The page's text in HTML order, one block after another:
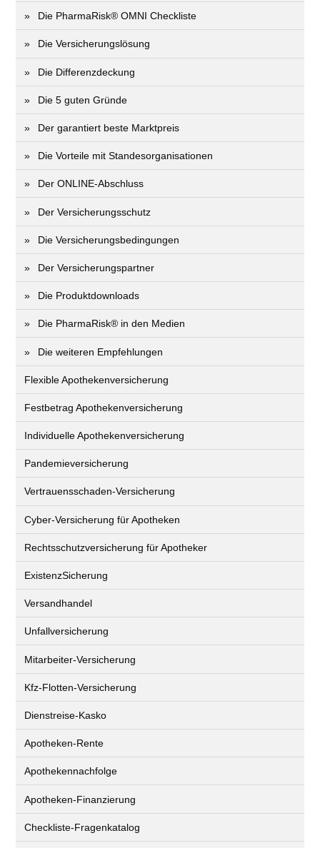
Die PharmaRisk® OMNI Checkliste
Die Versicherungslösung
Die Differenzdeckung
Die 5 guten Gründe
Der garantiert beste Marktpreis
Die Vorteile mit Standesorganisationen
Der ONLINE-Abschluss
Der Versicherungsschutz
Die Versicherungsbedingungen
Der Versicherungspartner
Die Produktdownloads
Die PharmaRisk® in den Medien
Die weiteren Empfehlungen
Flexible Apothekenversicherung
Festbetrag Apothekenversicherung
Individuelle Apothekenversicherung
Pandemieversicherung
Vertrauensschaden-Versicherung
Cyber-Versicherung für Apotheken
Rechtsschutzversicherung für Apotheker
ExistenzSicherung
Versandhandel
Unfallversicherung
Mitarbeiter-Versicherung
Kfz-Flotten-Versicherung
Dienstreise-Kasko
Apotheken-Rente
Apothekennachfolge
Apotheken-Finanzierung
Checkliste-Fragenkatalog